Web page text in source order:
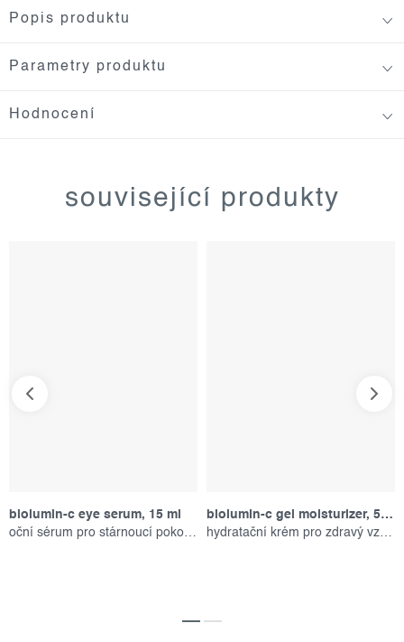
Popis produktu
Parametry produktu
Hodnocení
související produkty
biolumin-c eye serum, 15 ml
oční sérum pro stárnoucí pokožku
biolumin-c gel moisturizer, 50 ml
hydratační krém pro zdravý vzhled